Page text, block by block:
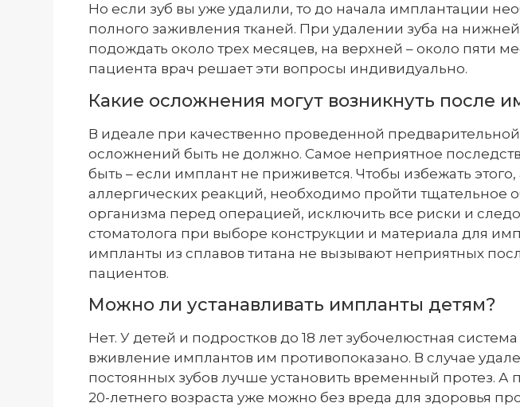
Но если зуб вы уже удалили, то до начала имплантации
полного заживления тканей. При удалении зуба на
подождать около трех месяцев, на верхней – около пяти
пациента врач решает эти вопросы индивидуально.
Какие осложнения могут возникнуть после
В идеале при качественно проведенной
осложнений быть не должно. Самое неприятное
быть – если имплант не приживется. Чтобы избежать этого,
аллергических реакций, необходимо пройти тщательное
организма перед операцией, исключить все риски и
стоматолога при выборе конструкции и материала для
импланты из сплавов титана не вызывают неприятных
пациентов.
Можно ли устанавливать импланты детям?
Нет. У детей и подростков до 18 лет зубочелюстная
вживление имплантов им противопоказано. В случае
постоянных зубов лучше установить временный протез. А
20-летнего возраста уже можно без вреда для здоровья